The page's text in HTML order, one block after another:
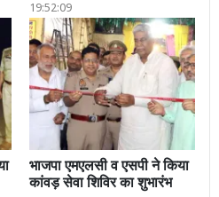
19:52:09
भाजपा एमएलसी व एसपी ने किया
कांवड़ सेवा शिविर का शुभारंभ